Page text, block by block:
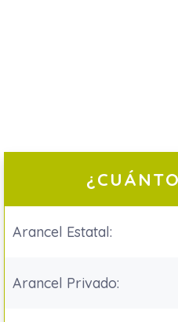
Arancel Estatal:
Arancel Privado: